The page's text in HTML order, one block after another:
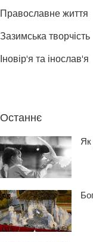
Православне життя
Зазимська творчість
Іновір'я та інослав'я
Останнє